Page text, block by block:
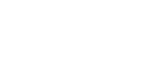
να τη σύρετε με τα δάχτυλα.